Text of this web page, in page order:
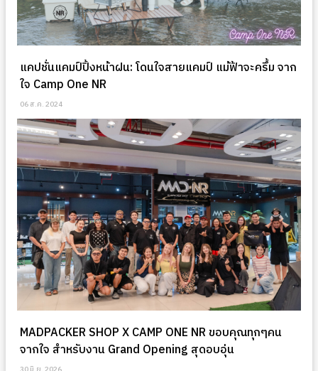
แคปชั่นแคมป์ปิ้งหน้าฝน: โดนใจสายแคมป์ แม้ฟ้าจะครึ้ม จาก
ใจ Camp One NR
06 ส.ค. 2024
MADPACKER SHOP X CAMP ONE NR ขอบคุณทุกๆคน
จากใจ สำหรับงาน Grand Opening สุดอบอุ่น